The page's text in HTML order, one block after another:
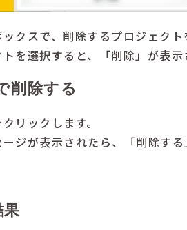
クスで、削除するプロジェクト
を選択すると、「削除」が表示
削除する
リックします。
ジが表示されたら、「削除する
果